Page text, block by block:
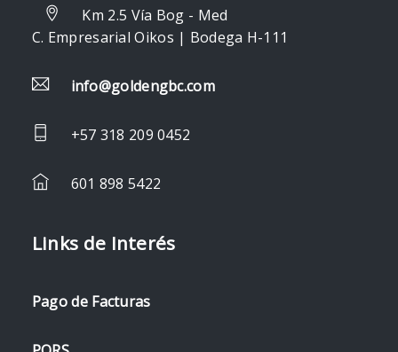
Km 2.5 Vía Bog - Med
C. Empresarial Oikos | Bodega H-111
info@goldengbc.com
+57 318 209 0452
601 898 5422
Links de Interés
Pago de Facturas